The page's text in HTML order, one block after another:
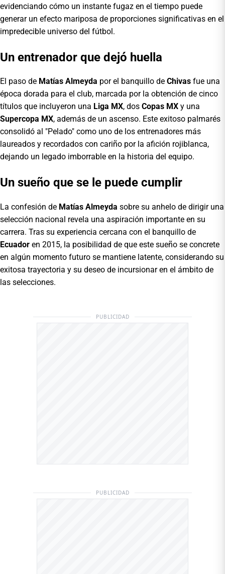
evidenciando cómo un instante fugaz en el tiempo puede
generar un efecto mariposa de proporciones significativas en el
impredecible universo del fútbol.
Un entrenador que dejó huella
El paso de Matías Almeyda por el banquillo de Chivas fue una
época dorada para el club, marcada por la obtención de cinco
títulos que incluyeron una Liga MX, dos Copas MX y una
Supercopa MX, además de un ascenso. Este exitoso palmarés
consolidó al "Pelado" como uno de los entrenadores más
laureados y recordados con cariño por la afición rojiblanca,
dejando un legado imborrable en la historia del equipo.
Un sueño que se le puede cumplir
La confesión de Matías Almeyda sobre su anhelo de dirigir una
selección nacional revela una aspiración importante en su
carrera. Tras su experiencia cercana con el banquillo de
Ecuador en 2015, la posibilidad de que este sueño se concrete
en algún momento futuro se mantiene latente, considerando su
exitosa trayectoria y su deseo de incursionar en el ámbito de
las selecciones.
PUBLICIDAD
PUBLICIDAD